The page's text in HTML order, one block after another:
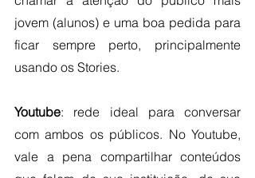
jovem (alunos) e uma boa pedida para
ficar sempre perto, principalmente
usando os Stories.
Youtube: rede ideal para conversar
com ambos os públicos. No Youtube,
vale a pena compartilhar conteúdos